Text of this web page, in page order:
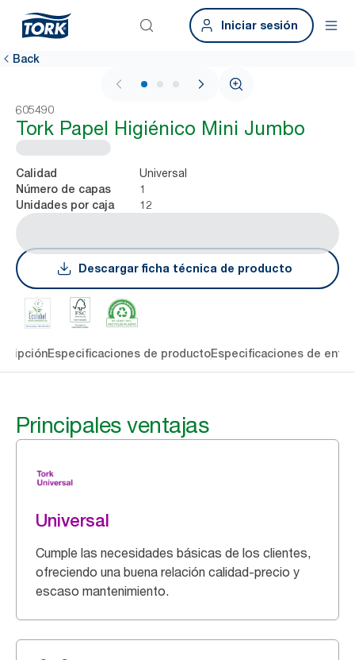
Iniciar sesión
Back
1 / 3
605490
Tork Papel Higiénico Mini Jumbo
Calidad Universal
Número de capas 1
Unidades por caja 12
Descargar ficha técnica de producto
Especificaciones de productoEspecificaciones de
Principales ventajas
Universal
Cumple las necesidades básicas de los clientes,
ofreciendo una buena relación calidad-precio y
escaso mantenimiento.